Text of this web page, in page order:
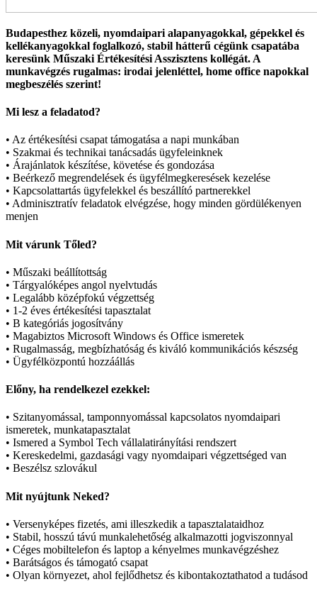
Budapesthez közeli, nyomdaipari alapanyagokkal, gépekkel és
kellékanyagokkal foglalkozó, stabil hátterű cégünk csapatába
keresünk Műszaki Értékesítési Asszisztens kollégát. A
munkavégzés rugalmas: irodai jelenléttel, home office napokkal
megbeszélés szerint!
Mi lesz a feladatod?
• Az értékesítési csapat támogatása a napi munkában
• Szakmai és technikai tanácsadás ügyfeleinknek
• Árajánlatok készítése, követése és gondozása
• Beérkező megrendelések és ügyfélmegkeresések kezelése
• Kapcsolattartás ügyfelekkel és beszállító partnerekkel
• Adminisztratív feladatok elvégzése, hogy minden gördülékenyen
menjen
Mit várunk Tőled?
• Műszaki beállítottság
• Tárgyalóképes angol nyelvtudás
• Legalább középfokú végzettség
• 1-2 éves értékesítési tapasztalat
• B kategóriás jogosítvány
• Magabiztos Microsoft Windows és Office ismeretek
• Rugalmasság, megbízhatóság és kiváló kommunikációs készség
• Ügyfélközpontú hozzáállás
Előny, ha rendelkezel ezekkel:
• Szitanyomással, tamponnyomással kapcsolatos nyomdaipari
ismeretek, munkatapasztalat
• Ismered a Symbol Tech vállalatirányítási rendszert
• Kereskedelmi, gazdasági vagy nyomdaipari végzettséged van
• Beszélsz szlovákul
Mit nyújtunk Neked?
• Versenyképes fizetés, ami illeszkedik a tapasztalataidhoz
• Stabil, hosszú távú munkalehetőség alkalmazotti jogviszonnyal
• Céges mobiltelefon és laptop a kényelmes munkavégzéshez
• Barátságos és támogató csapat
• Olyan környezet, ahol fejlődhetsz és kibontakoztathatod a tudásod